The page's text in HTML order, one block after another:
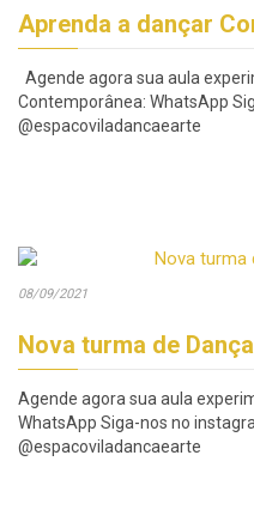
Aprenda a dançar
Agende agora sua aula
Contemporânea: WhatsApp
@espacoviladancaearte
08/09/2021
Nova turma de
Agende agora sua aula
WhatsApp Siga-nos no
@espacoviladancaearte